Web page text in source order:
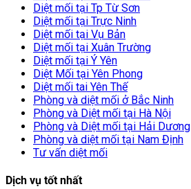
Diệt mối tại Tp Từ Sơn
Diệt mối tại Trực Ninh
Diệt mối tại Vụ Bản
Diệt mối tại Xuân Trường
Diệt mối tại Ý Yên
Diệt Mối tại Yên Phong
Diệt mối tai Yên Thế
Phòng và diệt mối ở Bắc Ninh
Phòng và Diệt mối tại Hà Nội
Phòng và Diệt mối tại Hải Dương
Phòng và diệt mối tại Nam Định
Tư vấn diệt mối
Dịch vụ tốt nhất